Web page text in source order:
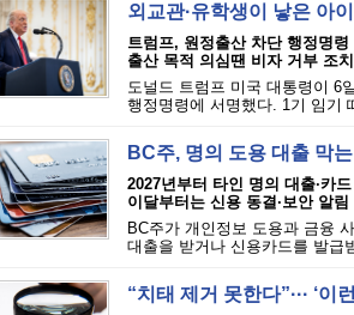
외교관·유학생이 낳은 아
트럼프, 원정출산 차단 행정명령
출산 목적 의심땐 비자 거부 조치
도널드 트럼프 미국 대통령이 6
행정명령에 서명했다. 1기 임기
BC주, 명의 도용 대출 막
2027년부터 타인 명의 대출·카
이달부터는 신용 동결·보안 알
BC주가 개인정보 도용과 금융
대출을 받거나 신용카드를 발급
“치태 제거 못한다”··· ‘